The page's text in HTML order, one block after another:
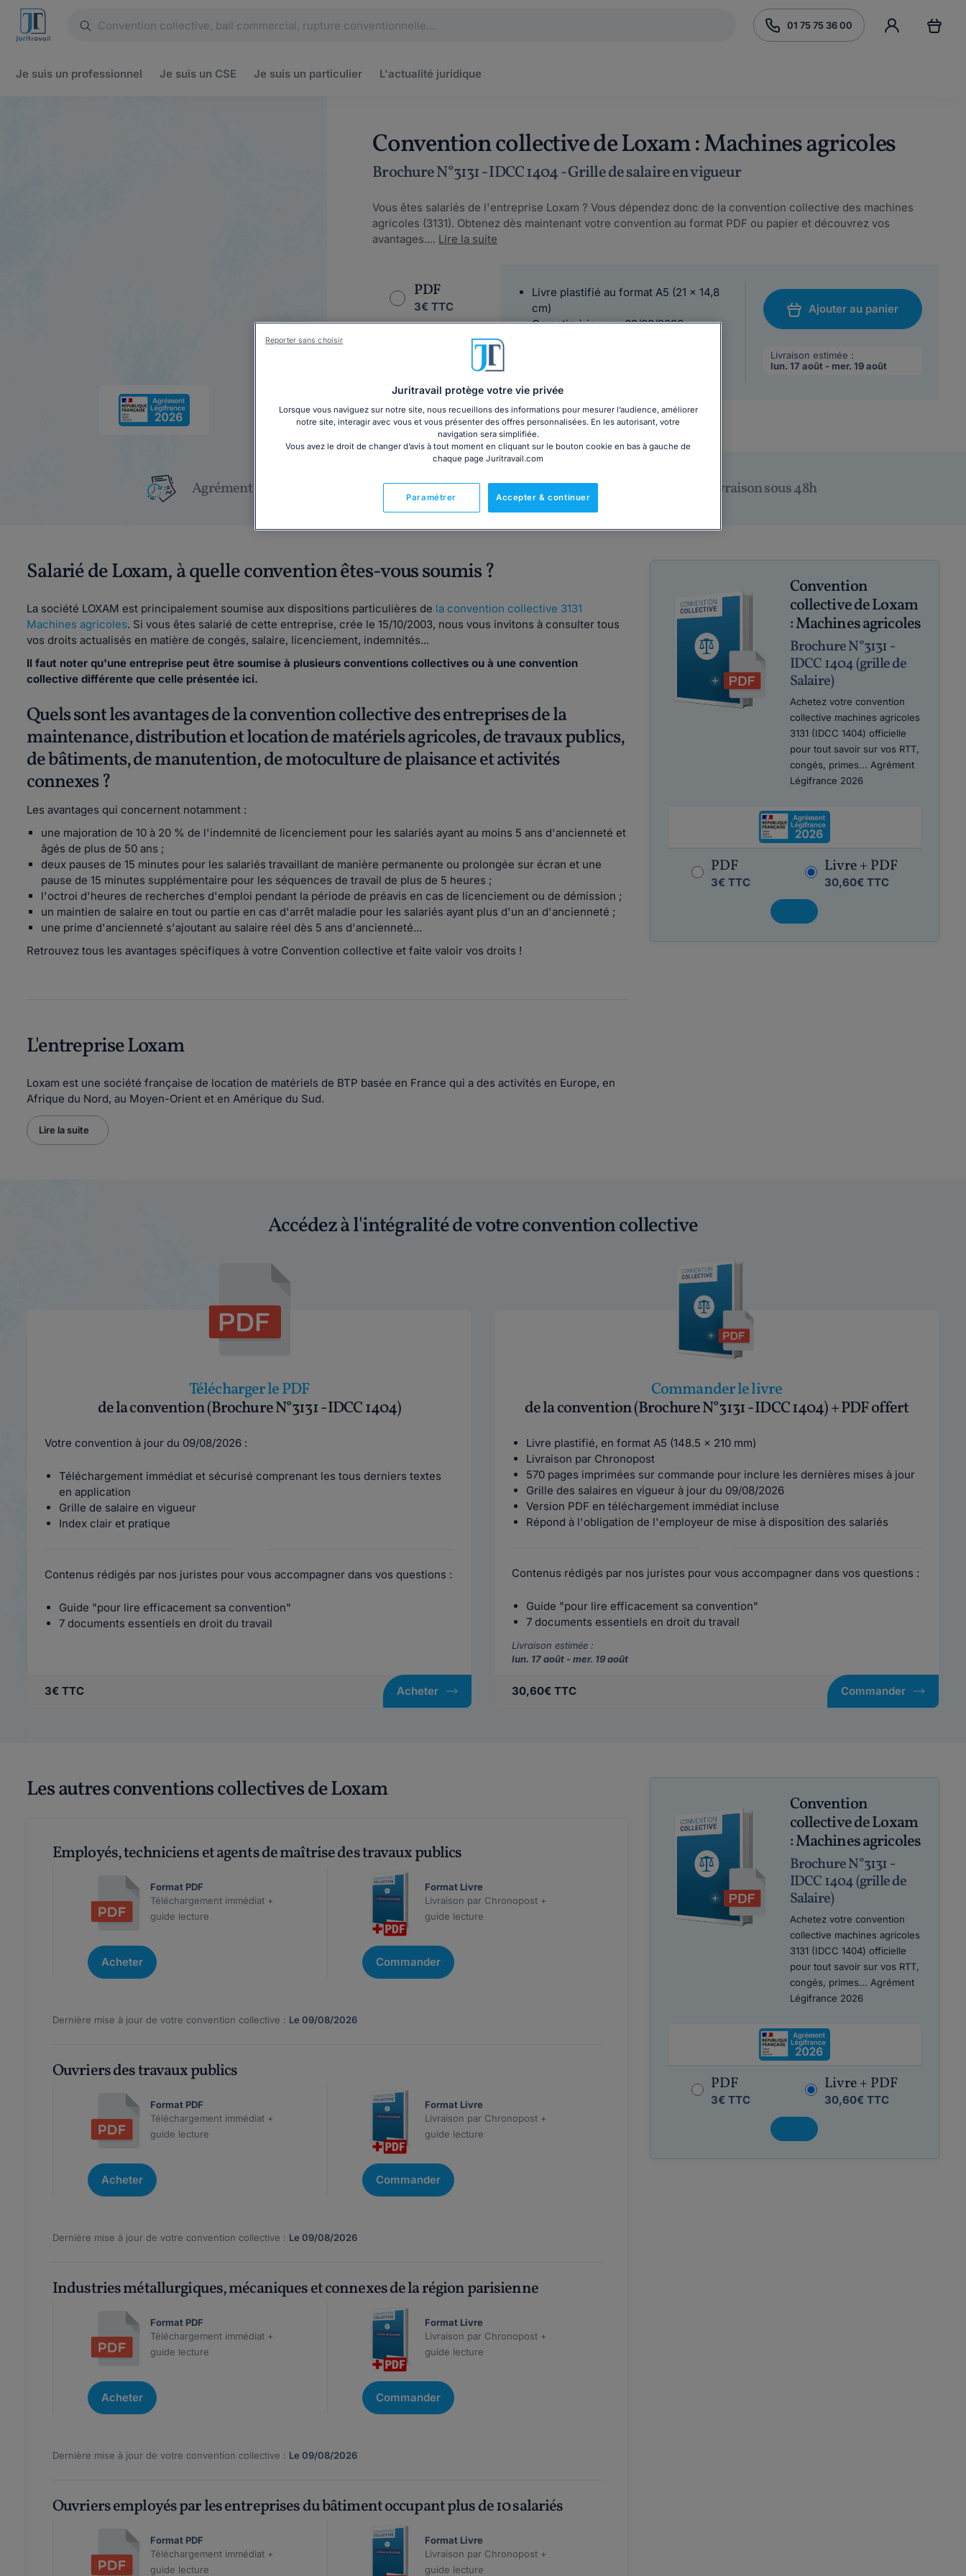
01 75 75 36 00
Je suis un professionnel Je suis un CSE Je suis un particulier L'actualité juridique
Convention collective de Loxam : Machines agricoles
Brochure N°3131 - IDCC 1404 - Grille de salaire en vigueur
Vous êtes salariés de l'entreprise Loxam ? Vous dépendez donc de la convention collective des machines
agricoles (3131). Obtenez dès maintenant votre convention au format PDF ou papier et découvrez vos
avantages.... Lire la suite
PDF
3€ TTC
30,60€ TTC
Livre plastifié au format A5 (21 x 14,8
cm)
Garantie à jour au 09/08/2026
Ajouter au panier
Livraison estimée :
lun. 17 août - mer. 19 août
Agrément Légifrance Fabriqué en France Livraison sous 48h
Salarié de Loxam, à quelle convention êtes-vous soumis ?
La société LOXAM est principalement soumise aux dispositions particulières de la convention collective 3131
Machines agricoles. Si vous êtes salarié de cette entreprise, crée le 15/10/2003, nous vous invitons à consulter tous
vos droits actualisés en matière de congés, salaire, licenciement, indemnités...
Il faut noter qu'une entreprise peut être soumise à plusieurs conventions collectives ou à une convention
collective différente que celle présentée ici.
Quels sont les avantages de la convention collective des entreprises de la
maintenance, distribution et location de matériels agricoles, de travaux publics,
de bâtiments, de manutention, de motoculture de plaisance et activités
connexes ?
Les avantages qui concernent notamment :
une majoration de 10 à 20 % de l'indemnité de licenciement pour les salariés ayant au moins 5 ans d'ancienneté et
âgés de plus de 50 ans ;
deux pauses de 15 minutes pour les salariés travaillant de manière permanente ou prolongée sur écran et une
pause de 15 minutes supplémentaire pour les séquences de travail de plus de 5 heures ;
l'octroi d'heures de recherches d'emploi pendant la période de préavis en cas de licenciement ou de démission ;
un maintien de salaire en tout ou partie en cas d'arrêt maladie pour les salariés ayant plus d'un an d'ancienneté ;
une prime d'ancienneté s'ajoutant au salaire réel dès 5 ans d'ancienneté...
Retrouvez tous les avantages spécifiques à votre Convention collective et faite valoir vos droits !
L'entreprise Loxam
Loxam est une société française de location de matériels de BTP basée en France qui a des activités en Europe, en
Afrique du Nord, au Moyen-Orient et en Amérique du Sud.
Lire la suite
Convention
collective de Loxam
: Machines agricoles
Brochure N°3131 -
IDCC 1404 (grille de
Salaire)
Achetez votre convention
collective machines agricoles
3131 (IDCC 1404) officielle
pour tout savoir sur vos RTT,
congés, primes... Agrément
Légifrance 2026
PDF
3€ TTC
Livre + PDF
30,60€ TTC
Accédez à l'intégralité de votre convention collective
Télécharger le PDF
de la convention (Brochure N°3131 - IDCC 1404)
Votre convention à jour du 09/08/2026 :
Téléchargement immédiat et sécurisé comprenant les tous derniers textes
en application
Grille de salaire en vigueur
Index clair et pratique
Contenus rédigés par nos juristes pour vous accompagner dans vos questions :
Guide "pour lire efficacement sa convention"
7 documents essentiels en droit du travail
3€ TTC Acheter
Commander le livre
de la convention (Brochure N°3131 - IDCC 1404) + PDF offert
Livre plastifié, en format A5 (148.5 x 210 mm)
Livraison par Chronopost
570 pages imprimées sur commande pour inclure les dernières mises à jour
Grille des salaires en vigueur à jour du 09/08/2026
Version PDF en téléchargement immédiat incluse
Répond à l'obligation de l'employeur de mise à disposition des salariés
Contenus rédigés par nos juristes pour vous accompagner dans vos questions :
Guide "pour lire efficacement sa convention"
7 documents essentiels en droit du travail
Livraison estimée :
lun. 17 août - mer. 19 août
30,60€ TTC Commander
Les autres conventions collectives de Loxam
Employés, techniciens et agents de maîtrise des travaux publics
Format PDF
Téléchargement immédiat +
guide lecture
Acheter
Format Livre
Livraison par Chronopost +
guide lecture
Commander
Dernière mise à jour de votre convention collective : Le 09/08/2026
Ouvriers des travaux publics
Format PDF
Téléchargement immédiat +
guide lecture
Acheter
Format Livre
Livraison par Chronopost +
guide lecture
Commander
Dernière mise à jour de votre convention collective : Le 09/08/2026
Industries métallurgiques, mécaniques et connexes de la région parisienne
Format PDF
Téléchargement immédiat +
guide lecture
Acheter
Format Livre
Livraison par Chronopost +
guide lecture
Commander
Dernière mise à jour de votre convention collective : Le 09/08/2026
Ouvriers employés par les entreprises du bâtiment occupant plus de 10 salariés
Format PDF
Téléchargement immédiat +
guide lecture
Format Livre
Livraison par Chronopost +
guide lecture
Convention
collective de Loxam
: Machines agricoles
Brochure N°3131 -
IDCC 1404 (grille de
Salaire)
Achetez votre convention
collective machines agricoles
3131 (IDCC 1404) officielle
pour tout savoir sur vos RTT,
congés, primes... Agrément
Légifrance 2026
PDF
3€ TTC
Livre + PDF
30,60€ TTC
Juritravail protège votre vie privée
Lorsque vous naviguez sur notre site, nous recueillons des informations pour mesurer l’audience, améliorer
notre site, interagir avec vous et vous présenter des offres personnalisées. En les autorisant, votre
navigation sera simplifiée.
Vous avez le droit de changer d’avis à tout moment en cliquant sur le bouton cookie en bas à gauche de
chaque page Juritravail.com
Accepter & continuer
Paramétrer
Reporter sans choisir